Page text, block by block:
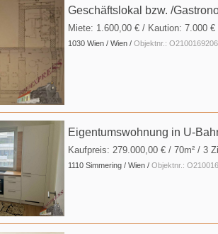
Geschäftslokal bzw. /
Miete: 1.600,00 € / Kaution: 7.000 €
1030 Wien / Wien / Objektnr.: O2100169206
Eigentumswohnung in U-
Kaufpreis: 279.000,00 € / 70m² / 3
1110 Simmering / Wien / Objektnr.: